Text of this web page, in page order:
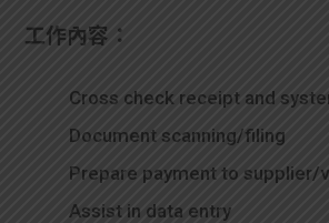
工作內容：
Cross check receipt and
Document scanning/filing
Prepare payment to supplier/
Assist in data entry